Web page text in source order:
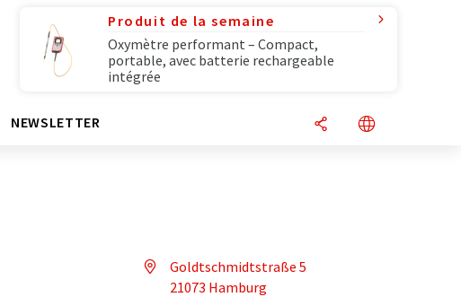
Produit de la semaine
Oxymètre performant – Compact,
portable, avec batterie rechargeable
intégrée
NEWSLETTER
Goldtschmidtstraße 5
21073 Hamburg